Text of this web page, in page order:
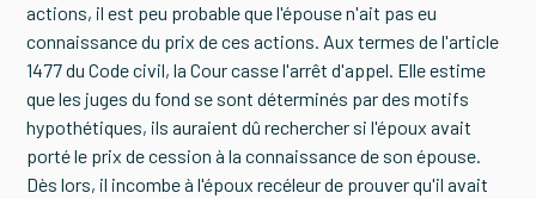
actions, il est peu probable que l'épouse n'ait pas eu
connaissance du prix de ces actions. Aux termes de l'article
1477 du Code civil, la Cour casse l'arrêt d'appel. Elle estime
que les juges du fond se sont déterminés par des motifs
hypothétiques, ils auraient dû rechercher si l'époux avait
porté le prix de cession à la connaissance de son épouse.
Dès lors, il incombe à l'époux recéleur de prouver qu'il avait